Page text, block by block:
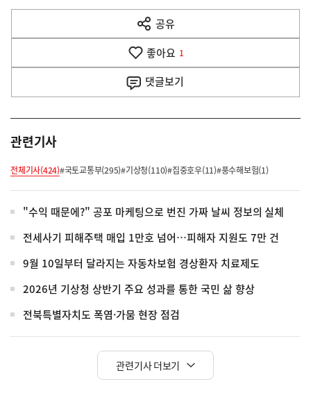
다
음
공유
열
기
좋아요 1
댓글보기
관련기사
전체기사(424)#국토교통부(295)#기상청(110)#집중호우(11)#풍수해보험(1)
"수익 때문에?" 공포 마케팅으로 번진 가짜 날씨 정보의 실체
전세사기 피해주택 매입 1만호 넘어…피해자 지원도 7만 건
9월 10일부터 달라지는 자동차보험 경상환자 치료제도
2026년 기상청 상반기 주요 성과를 통한 국민 삶 향상
전북특별자치도 폭염·가뭄 현장 점검
관련기사 더보기